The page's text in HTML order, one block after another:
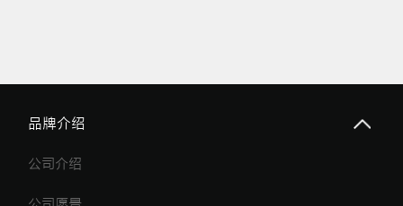
品牌介绍
公司介绍